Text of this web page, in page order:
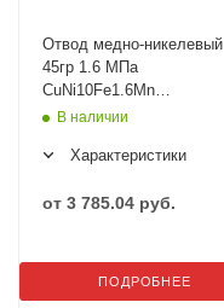
Отвод медно-никелевый
45гр 1.6 МПа
CuNi10Fe1.6Mn
EHN9603_600
В наличии
Характеристики
от 3 785.04 руб.
ПОДРОБНЕЕ